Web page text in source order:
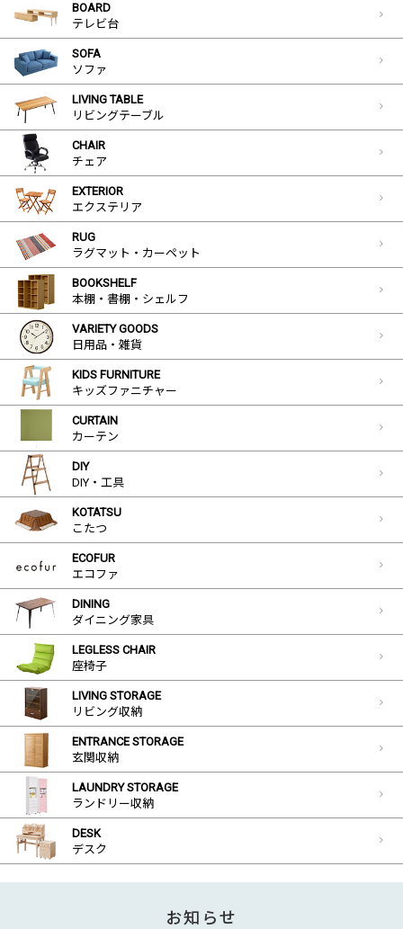
BOARD
テレビ台
SOFA
ソファ
LIVING TABLE
リビングテーブル
CHAIR
チェア
EXTERIOR
エクステリア
RUG
ラグマット・カーペット
BOOKSHELF
本棚・書棚・シェルフ
VARIETY GOODS
日用品・雑貨
KIDS FURNITURE
キッズファニチャー
CURTAIN
カーテン
DIY
DIY・工具
KOTATSU
こたつ
ECOFUR
エコファ
DINING
ダイニング家具
LEGLESS CHAIR
座椅子
LIVING STORAGE
リビング収納
ENTRANCE STORAGE
玄関収納
LAUNDRY STORAGE
ランドリー収納
DESK
デスク
お知らせ